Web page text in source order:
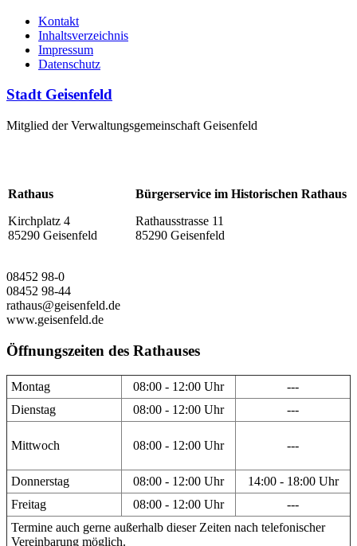
Kontakt
Inhaltsverzeichnis
Impressum
Datenschutz
Stadt Geisenfeld
Mitglied der Verwaltungsgemeinschaft Geisenfeld
Rathaus
Kirchplatz 4
85290 Geisenfeld
Bürgerservice im Historischen Rathaus
Rathausstrasse 11
85290 Geisenfeld
08452 98-0
08452 98-44
rathaus@geisenfeld.de
www.geisenfeld.de
Öffnungszeiten des Rathauses
Montag 08:00 - 12:00 Uhr
---
Dienstag
08:00 - 12:00 Uhr ---
Mittwoch 08:00 - 12:00 Uhr ---
Donnerstag 08:00 - 12:00 Uhr
14:00 - 18:00 Uhr
Freitag
08:00 - 12:00 Uhr
---
Termine auch gerne außerhalb dieser Zeiten nach telefonischer
Vereinbarung möglich.